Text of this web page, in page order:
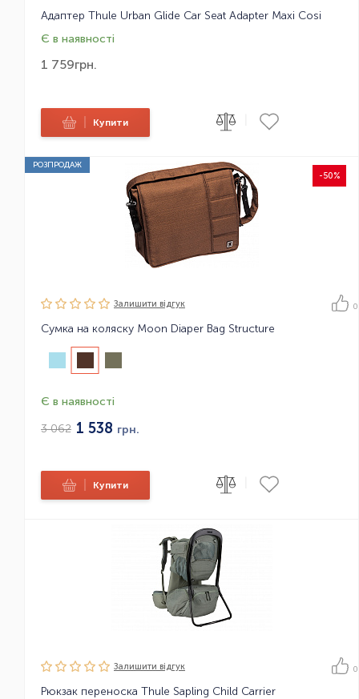
Адаптер Thule Urban Glide Car Seat Adapter Maxi Cosi
Є в наявності
1 759грн.
Купити
РОЗПРОДАЖ
-50%
Залишити вiдгук 0
Сумка на коляску Moon Diaper Bag Structure
Є в наявності
3 062 1 538 грн.
Купити
Залишити вiдгук 0
Рюкзак переноска Thule Sapling Child Carrier